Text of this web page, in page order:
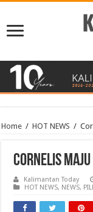
Home / HOT NEWS /
Cornelis Maju
Kalimantan Today
HOT NEWS, NEWS,